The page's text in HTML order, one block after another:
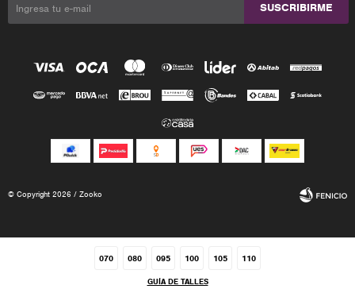
070 080 095 100 105 110
GUÍA DE TALLES
SUSCRIBIRME
© Copyright 2026 / Zooko